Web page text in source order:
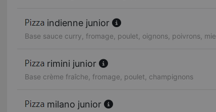
indienne junior
Base sauce curry, fromage, poulet, oignons, poivrons,
rimini junior
Base crème fraîche, fromage, poulet, champignons
milano junior